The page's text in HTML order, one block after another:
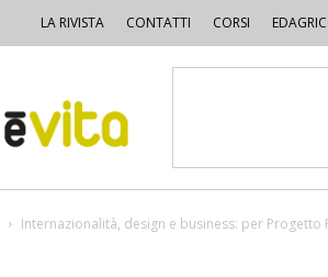
LA RIVISTA CONTATTI CORSI
Internazionalità, design e business: per Progetto